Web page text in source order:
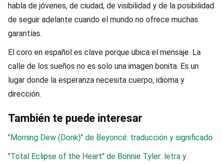
habla de jóvenes, de ciudad, de visibilidad y de la posibilidad
de seguir adelante cuando el mundo no ofrece muchas
garantías.
El coro en español es clave porque ubica el mensaje. La
calle de los sueños no es solo una imagen bonita. Es un
lugar donde la esperanza necesita cuerpo, idioma y
dirección.
También te puede interesar
"Morning Dew (Donk)" de Beyoncé: traducción y significado
"Total Eclipse of the Heart" de Bonnie Tyler: letra y